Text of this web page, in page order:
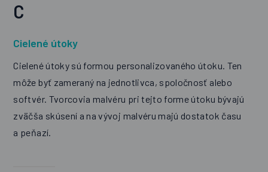
C
Cielené útoky
Cielené útoky sú formou personalizovaného útoku. Ten
môže byť zameraný na jednotlivca, spoločnosť alebo
softvér. Tvorcovia malvéru pri tejto forme útoku bývajú
zväčša skúsení a na vývoj malvéru majú dostatok času
a peňazí.